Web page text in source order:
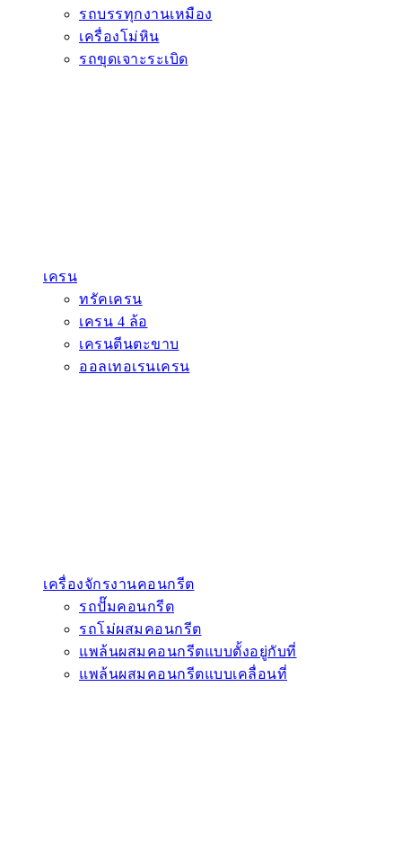
รถบรรทุกงานเหมือง
เครื่องโม่หิน
รถขุดเจาะระเบิด
เครน
ทรัคเครน
เครน 4 ล้อ
เครนตีนตะขาบ
ออลเทอเรนเครน
เครื่องจักรงานคอนกรีต
รถปั๊มคอนกรีต
รถโม่ผสมคอนกรีต
แพล้นผสมคอนกรีตแบบตั้งอยู่กับที่
แพล้นผสมคอนกรีตแบบเคลื่อนที่